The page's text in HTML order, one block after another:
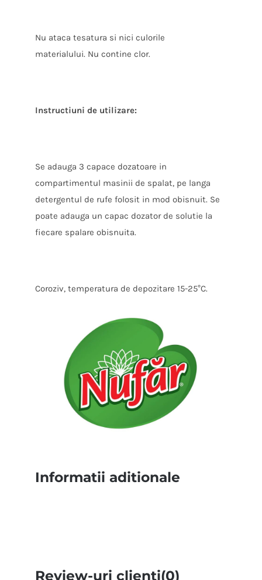
Nu ataca tesatura si nici culorile
materialului. Nu contine clor.
Instructiuni de utilizare:
Se adauga 3 capace dozatoare in
compartimentul masinii de spalat, pe langa
detergentul de rufe folosit in mod obisnuit. Se
poate adauga un capac dozator de solutie la
fiecare spalare obisnuita.
Coroziv, temperatura de depozitare 15-25°C.
Informatii aditionale
Review-uri clienti(0)